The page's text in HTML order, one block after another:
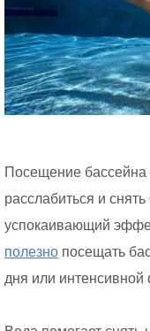
Посещение
расслабиться и
успокаивающий
полезно посещать
дня или интенсивной